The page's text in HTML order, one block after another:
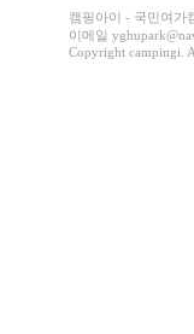
캠핑아이 - 국민여가
이메일
Copyright campingi.